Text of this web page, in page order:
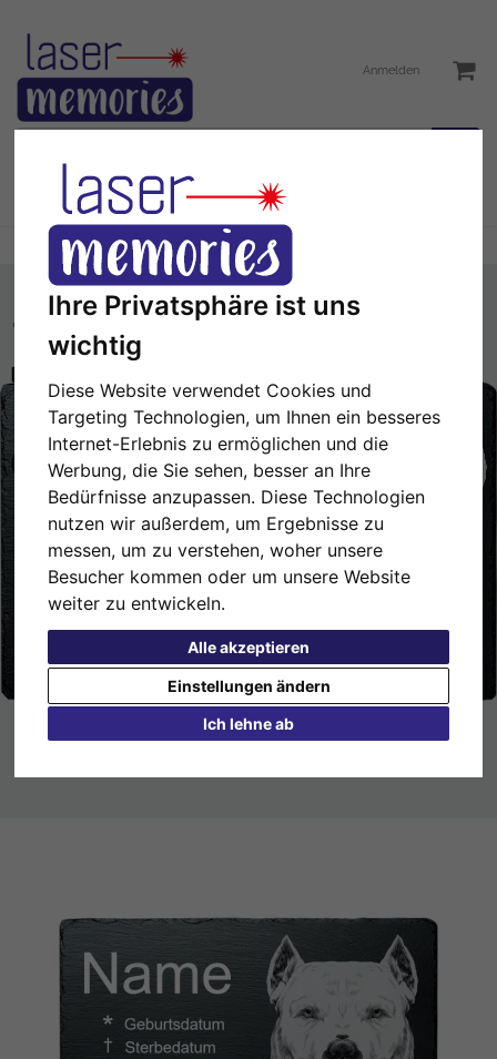
Ihre Privatsphäre ist uns
wichtig
Diese Website verwendet Cookies und
Targeting Technologien, um Ihnen ein besseres
Internet-Erlebnis zu ermöglichen und die
Werbung, die Sie sehen, besser an Ihre
Bedürfnisse anzupassen. Diese Technologien
nutzen wir außerdem, um Ergebnisse zu
messen, um zu verstehen, woher unsere
Besucher kommen oder um unsere Website
weiter zu entwickeln.
Alle akzeptieren
Ich lehne ab
Einstellungen ändern
Anmelden
Toggle
navigation
Menü
Sie sind hier: Gedenktafel Hunde
Hier können Sie einen Text hinzufügen.
NÄCHSTE